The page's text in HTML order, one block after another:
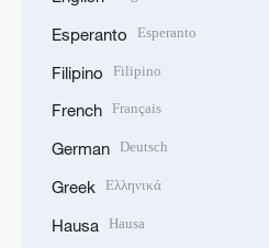
Esperanto Esperanto
Filipino Filipino
French Français
German Deutsch
Greek Ελληνικά
Hausa Hausa